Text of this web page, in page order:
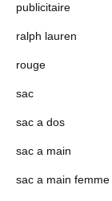
publicitaire
ralph lauren
rouge
sac
sac a dos
sac a main
sac a main femme